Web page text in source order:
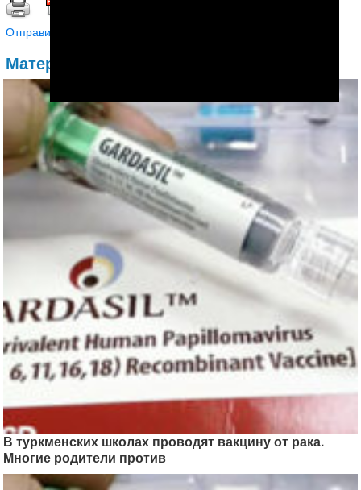
Отправить другу
Материалы по теме:
В туркменских школах проводят вакцину от рака.
Многие родители против